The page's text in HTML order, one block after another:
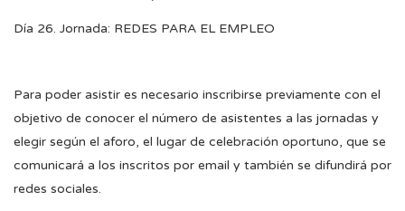
Día 26. Jornada: REDES PARA EL EMPLEO
Para poder asistir es necesario inscribirse previamente con el
objetivo de conocer el número de asistentes a las jornadas y
elegir según el aforo, el lugar de celebración oportuno, que se
comunicará a los inscritos por email y también se difundirá por
redes sociales.